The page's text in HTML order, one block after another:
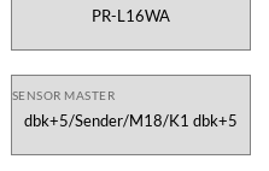
PR-L16WA
SENSOR MASTER
dbk+5/Sender/M18/K1 dbk+5